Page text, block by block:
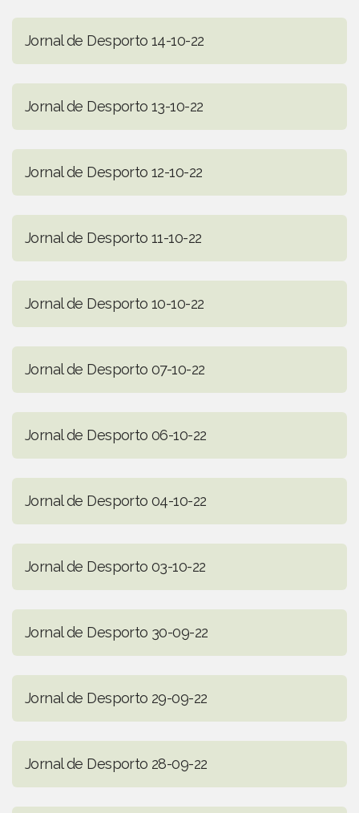
Jornal de Desporto 14-10-22
Jornal de Desporto 13-10-22
Jornal de Desporto 12-10-22
Jornal de Desporto 11-10-22
Jornal de Desporto 10-10-22
Jornal de Desporto 07-10-22
Jornal de Desporto 06-10-22
Jornal de Desporto 04-10-22
Jornal de Desporto 03-10-22
Jornal de Desporto 30-09-22
Jornal de Desporto 29-09-22
Jornal de Desporto 28-09-22